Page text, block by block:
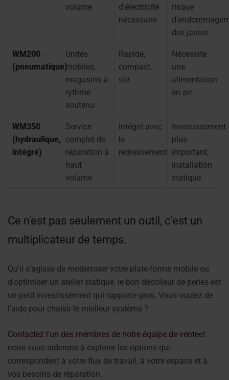
volume
d'électricité
nécessaire
risque
des jantes
WM200
(pneumatique)
Unités
mobiles,
magasins à
rythme
soutenu
Rapide,
compact,
sûr
Nécessite
une
alimentation
en air
WM350
(hydraulique,
intégré)
Service
complet de
réparation à
haut
volume
Intégré avec
le
redressement
Investissement
plus
important,
installation
statique
Ce n'est pas seulement un outil, c'est un
multiplicateur de temps.
Qu'il s'agisse de moderniser votre plate-forme mobile ou
d'optimiser un atelier statique, le bon décolleur de perles est
un petit investissement qui rapporte gros. Vous voulez de
l'aide pour choisir le meilleur système ?
Contactez l'un des membres de notre équipe de venteet
nous vous aiderons à explorer les options qui
correspondent à votre flux de travail, à votre espace et à
vos besoins de réparation.